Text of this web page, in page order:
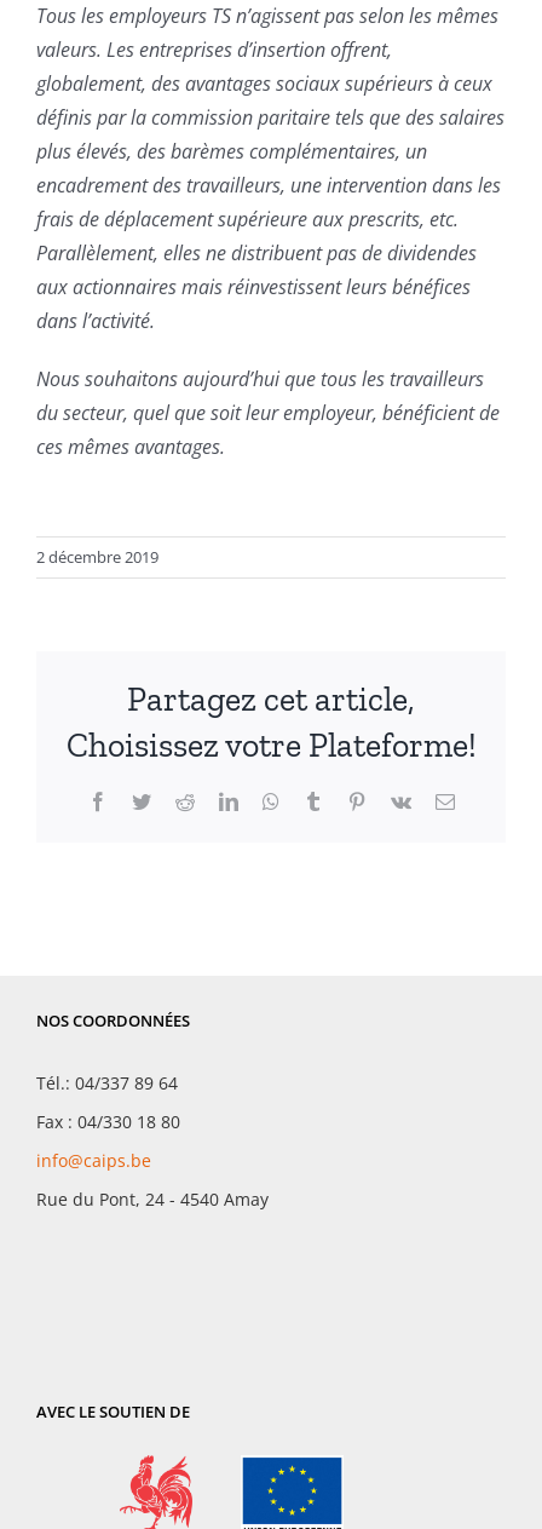
Tous les employeurs TS n’agissent pas selon les mêmes
valeurs. Les entreprises d’insertion offrent,
globalement, des avantages sociaux supérieurs à ceux
définis par la commission paritaire tels que des salaires
plus élevés, des barèmes complémentaires, un
encadrement des travailleurs, une intervention dans les
frais de déplacement supérieure aux prescrits, etc.
Parallèlement, elles ne distribuent pas de dividendes
aux actionnaires mais réinvestissent leurs bénéfices
dans l’activité.
Nous souhaitons aujourd’hui que tous les travailleurs
du secteur, quel que soit leur employeur, bénéficient de
ces mêmes avantages.
2 décembre 2019
Partagez cet article,
Choisissez votre Plateforme!
Facebook
TwitterRedditLinkedInWhatsApp
TumblrPinterest
Vk Email
NOS COORDONNÉES
Tél.: 04/337 89 64
Fax : 04/330 18 80
info@caips.be
Rue du Pont, 24 - 4540 Amay
AVEC LE SOUTIEN DE